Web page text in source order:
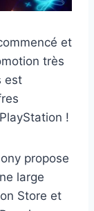
et
très
est
!
propose
large
Store et